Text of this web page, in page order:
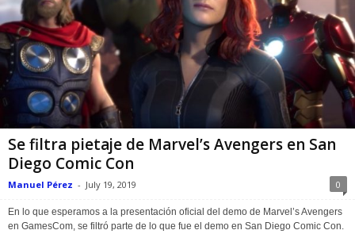
Se filtra pietaje de Marvel’s Avengers en San
Diego Comic Con
Manuel Pérez - July 19, 2019 0
En lo que esperamos a la presentación oficial del demo de Marvel’s Avengers
en GamesCom, se filtró parte de lo que fue el demo en San Diego Comic Con.